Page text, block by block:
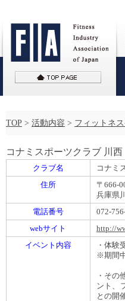
TOP > 活動内容 > フィットネ
コナミスポーツクラブ 川西
クラブ名
コナミ
住所
〒666-
兵庫県
電話番号
072-
webサイト
http://
イベント内容
・体験
※期間
・その
ント、
との開